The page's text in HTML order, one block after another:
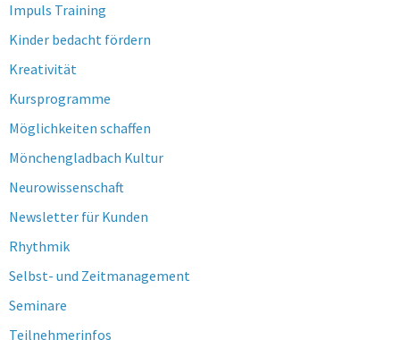
Impuls Training
Kinder bedacht fördern
Kreativität
Kursprogramme
Möglichkeiten schaffen
Mönchengladbach Kultur
Neurowissenschaft
Newsletter für Kunden
Rhythmik
Selbst- und Zeitmanagement
Seminare
Teilnehmerinfos